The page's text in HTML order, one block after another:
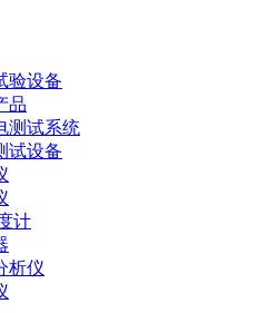
验设备
品
测试系统
试设备
计
析仪